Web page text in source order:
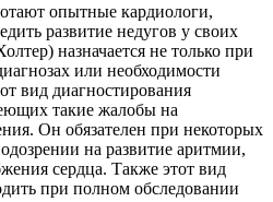
опытные кардиологи,
развитие недугов у своих
назначается не только при
или необходимости
вид диагностирования
такие жалобы на
Он обязателен при некоторых
на развитие аритмии,
сердца. Также этот вид
при полном обследовании